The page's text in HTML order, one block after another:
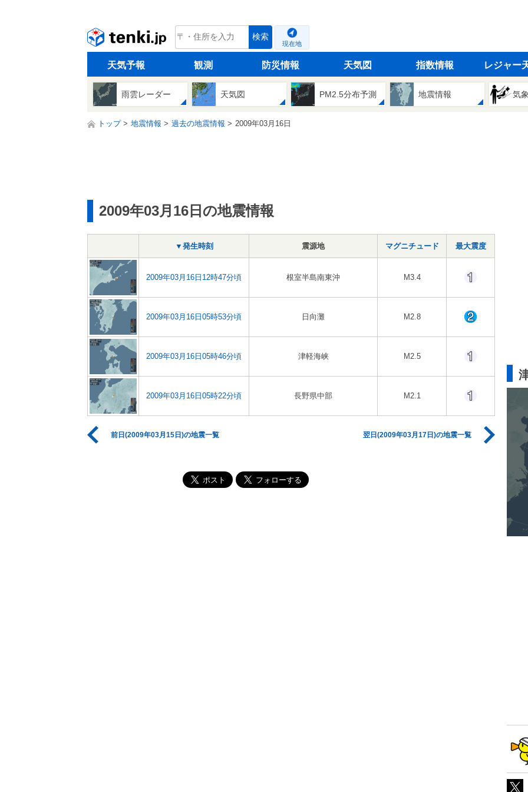
tenki.jp 検索
現在地
天気予報 観測 防災情報 天気図 指数情報 レジャー
雨雲レーダー 天気図 PM2.5分布予測 地震情報 気
トップ 地震情報 過去の地震情報 2009年03月16日
2009年03月16日の地震情報
▼発生時刻 震源地 マグニチュード 最大震度
2009年03月16日12時47分頃 根室半島南東沖 M3.4
2009年03月16日05時53分頃 日向灘 M2.8
2009年03月16日05時46分頃 津軽海峡 M2.5
2009年03月16日05時22分頃 長野県中部 M2.1
前日(2009年03月15日)の地震一覧 翌日(2009年03月17日)の地震一覧